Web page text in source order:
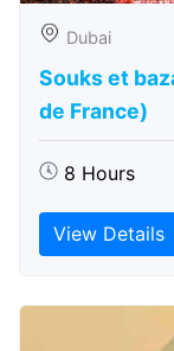
Dubai
Souks et
de France)
8 Hours
View Details